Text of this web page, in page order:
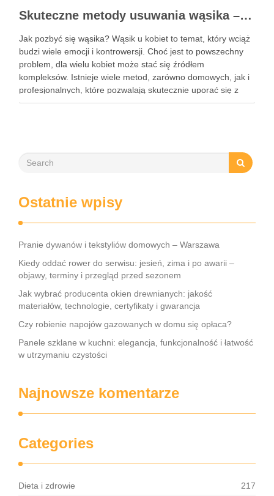
Skuteczne metody usuwania wąsika – domowe i profesjonalne sposoby
Jak pozbyć się wąsika? Wąsik u kobiet to temat, który wciąż
budzi wiele emocji i kontrowersji. Choć jest to powszechny
problem, dla wielu kobiet może stać się źródłem
kompleksów. Istnieje wiele metod, zarówno domowych, jak i
profesjonalnych, które pozwalają skutecznie uporać się z
niechcianym owłosieniem. Każda z tych technik ma …
Ostatnie wpisy
Pranie dywanów i tekstyliów domowych – Warszawa
Kiedy oddać rower do serwisu: jesień, zima i po awarii –
objawy, terminy i przegląd przed sezonem
Jak wybrać producenta okien drewnianych: jakość
materiałów, technologie, certyfikaty i gwarancja
Czy robienie napojów gazowanych w domu się opłaca?
Panele szklane w kuchni: elegancja, funkcjonalność i łatwość
w utrzymaniu czystości
Najnowsze komentarze
Categories
Dieta i zdrowie
217